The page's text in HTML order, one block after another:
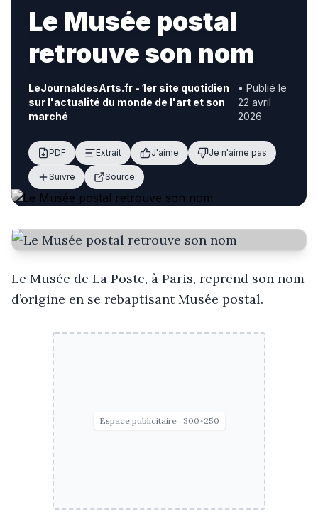
Le Musée postal
retrouve son nom
LeJournaldesArts.fr - 1er site quotidien
sur l'actualité du monde de l'art et son
marché
• Publié le
22 avril
2026
PDF Extrait J'aime Je n'aime pas
Suivre Source
Le Musée de La Poste, à Paris, reprend son nom
d’origine en se rebaptisant Musée postal.
Espace publicitaire · 300×250